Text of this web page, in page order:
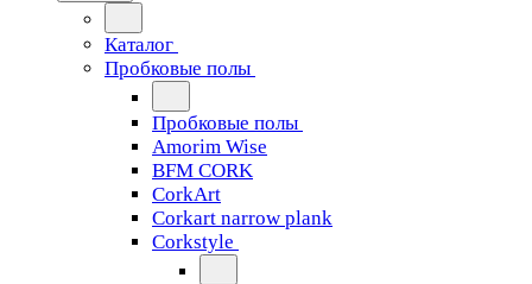
Каталог
Пробковые полы
Пробковые полы
Amorim Wise
BFM CORK
CorkArt
Corkart narrow plank
Corkstyle